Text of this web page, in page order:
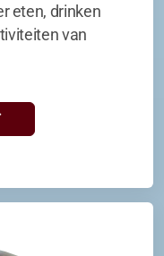
eten, drinken
van